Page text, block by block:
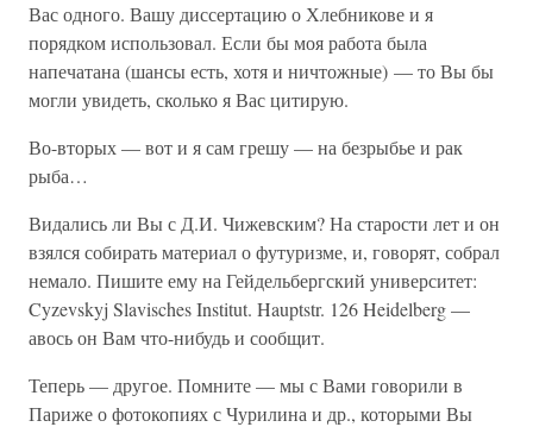
Вас одного. Вашу диссертацию о Хлебникове и я
порядком использовал. Если бы моя работа была
напечатана (шансы есть, хотя и ничтожные) — то Вы бы
могли увидеть, сколько я Вас цитирую.
Во-вторых — вот и я сам грешу — на безрыбье и рак
рыба…
Видались ли Вы с Д.И. Чижевским? На старости лет и он
взялся собирать материал о футуризме, и, говорят, собрал
немало. Пишите ему на Гейдельбергский университет:
Cyzevskyj Slavisches Institut. Hauptstr. 126 Heidelberg —
авось он Вам что-нибудь и сообщит.
Теперь — другое. Помните — мы с Вами говорили в
Париже о фотокопиях с Чурилина и др., которыми Вы